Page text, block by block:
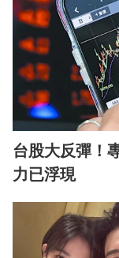
台股大反彈！
力已浮現